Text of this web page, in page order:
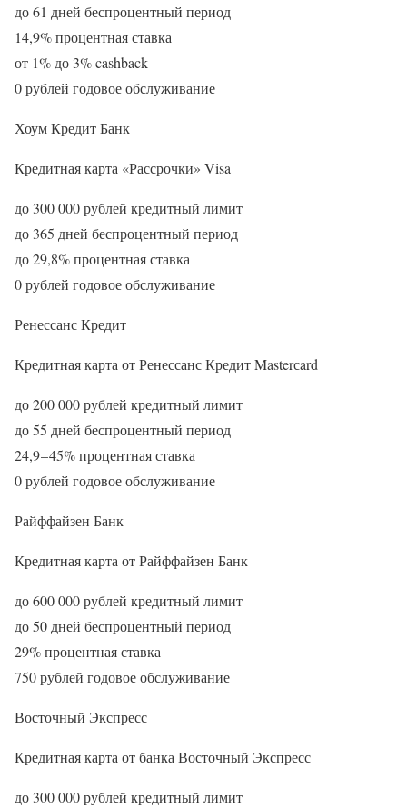
до 61 дней беспроцентный период
14,9% процентная ставка
от 1% до 3% cashback
0 рублей годовое обслуживание
Хоум Кредит Банк
Кредитная карта «Рассрочки» Visa
до 300 000 рублей кредитный лимит
до 365 дней беспроцентный период
до 29,8% процентная ставка
0 рублей годовое обслуживание
Ренессанс Кредит
Кредитная карта от Ренессанс Кредит Masterсard
до 200 000 рублей кредитный лимит
до 55 дней беспроцентный период
24,9 – 45% процентная ставка
0 рублей годовое обслуживание
Райффайзен Банк
Кредитная карта от Райффайзен Банк
до 600 000 рублей кредитный лимит
до 50 дней беспроцентный период
29% процентная ставка
750 рублей годовое обслуживание
Восточный Экспресс
Кредитная карта от банка Восточный Экспресс
до 300 000 рублей кредитный лимит